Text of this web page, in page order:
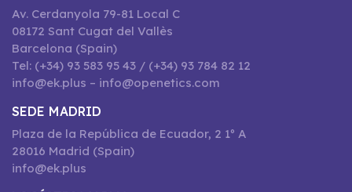
Av. Cerdanyola 79-81 Local C
08172 Sant Cugat del Vallès
Barcelona (Spain)
Tel: (+34) 93 583 95 43 / (+34) 93 784 82 12
info@ek.plus – info@openetics.com
SEDE MADRID
Plaza de la República de Ecuador, 2 1º A
28016 Madrid (Spain)
info@ek.plus